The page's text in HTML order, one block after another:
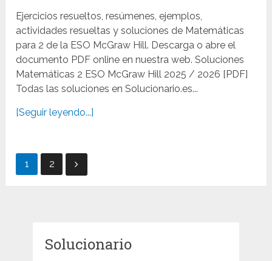
Ejercicios resueltos, resúmenes, ejemplos,
actividades resueltas y soluciones de Matemáticas
para 2 de la ESO McGraw Hill. Descarga o abre el
documento PDF online en nuestra web. Soluciones
Matemáticas 2 ESO McGraw Hill 2025 / 2026 [PDF]
Todas las soluciones en Solucionario.es...
[Seguir leyendo...]
Paginación
1 2
Solucionario